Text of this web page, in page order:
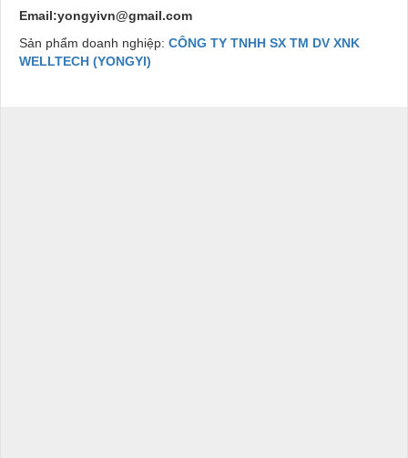
Email:yongyivn@gmail.com
Sản phẩm doanh nghiệp: CÔNG TY TNHH SX TM DV XNK
WELLTECH (YONGYI)